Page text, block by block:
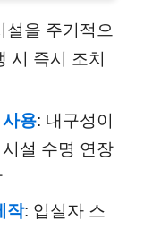
설을 주기적으
시 즉시 조치
용: 내구성이
설 수명 연장
작: 입실자 스